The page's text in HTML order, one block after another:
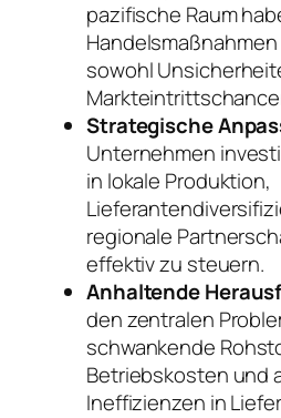
pazifische Raum
sowohl
Strategische
Unternehmen
in lokale Produktion,
regionale
effektiv zu steuern.
Anhaltende
den zentralen
schwankende
Betriebskosten und
Ineffizienzen in